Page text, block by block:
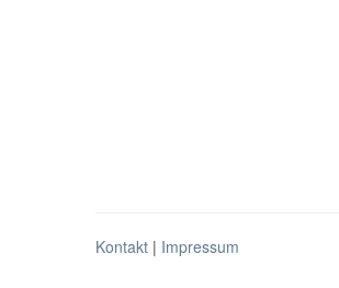
Kontakt | Impressum